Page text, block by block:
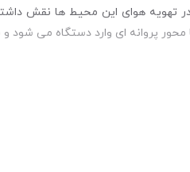
تهویه هوای این محیط ها نقش
محور پروانه ای وارد دستگاه می